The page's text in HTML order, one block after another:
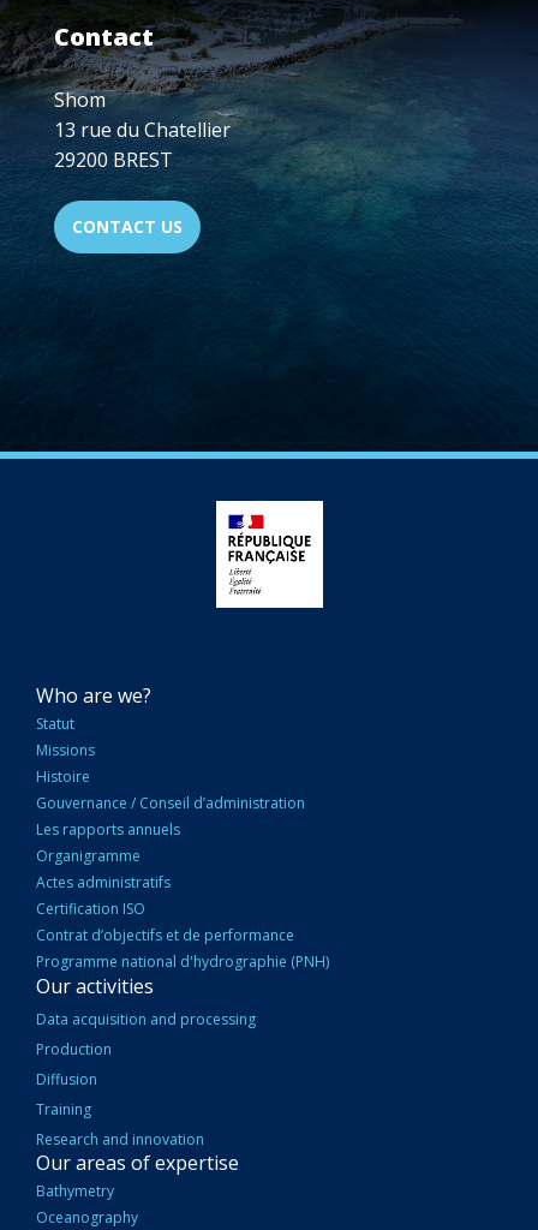
Contact
Shom
13 rue du Chatellier
29200 BREST
CONTACT US
NAVIGATION
PRINCIPALE
Who are we?
Statut
Missions
Histoire
Gouvernance / Conseil d’administration
Les rapports annuels
Organigramme
Actes administratifs
Certification ISO
Contrat d’objectifs et de performance
Programme national d'hydrographie (PNH)
Our activities
Data acquisition and processing
Production
Diffusion
Training
Research and innovation
Our areas of expertise
Bathymetry
Oceanography